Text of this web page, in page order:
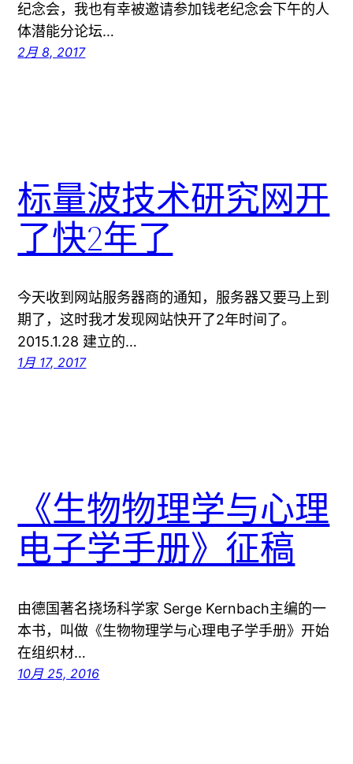
纪念会，我也有幸被邀请参加钱老纪念会下午的人
体潜能分论坛…
2月 8, 2017
标量波技术研究网开
了快2年了
今天收到网站服务器商的通知，服务器又要马上到
期了，这时我才发现网站快开了2年时间了。
2015.1.28 建立的…
1月 17, 2017
《生物物理学与心理
电子学手册》征稿
由德国著名挠场科学家 Serge Kernbach主编的一
本书，叫做《生物物理学与心理电子学手册》开始
在组织材…
10月 25, 2016